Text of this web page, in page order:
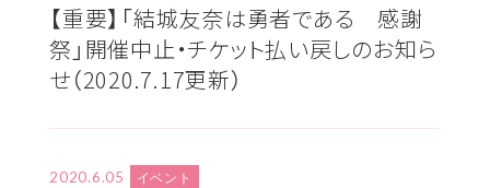
【重要】「結城友奈は勇者である 感謝
祭」開催中止・チケット払い戻しのお知ら
せ（2020.7.17更新）
2020.6.05 イベント